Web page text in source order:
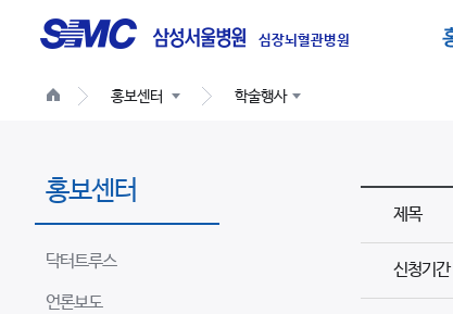
심장뇌혈관병원
홍보센터 학술행사
홍보센터
닥터트루스
언론보도
제목
신청기간